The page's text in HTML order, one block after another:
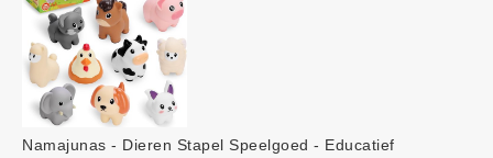
Namajunas - Dieren Stapel Speelgoed - Educatief